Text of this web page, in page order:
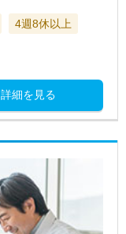
4週8休以上
詳細を見る